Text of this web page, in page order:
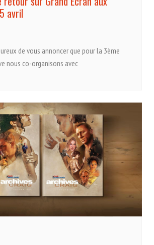
avril
de vous annoncer que pour la 3ème
nous co-organisons avec